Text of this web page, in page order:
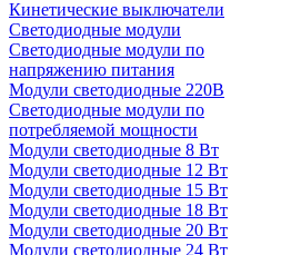
Кинетические выключатели
Светодиодные модули
Светодиодные модули по
напряжению питания
Модули светодиодные 220В
Светодиодные модули по
потребляемой мощности
Модули светодиодные 8 Вт
Модули светодиодные 12 Вт
Модули светодиодные 15 Вт
Модули светодиодные 18 Вт
Модули светодиодные 20 Вт
Модули светодиодные 24 Вт